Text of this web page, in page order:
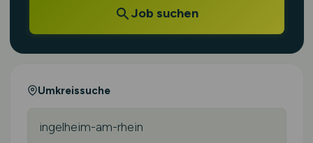
Job suchen
Umkreissuche